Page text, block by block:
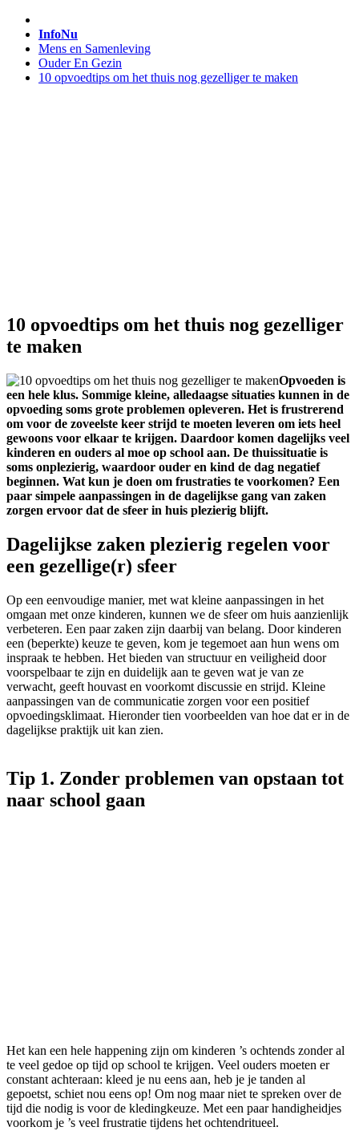
InfoNu
Mens en Samenleving
Ouder En Gezin
10 opvoedtips om het thuis nog gezelliger te maken
10 opvoedtips om het thuis nog gezelliger
te maken
Opvoeden is
een hele klus. Sommige kleine, alledaagse situaties kunnen in de
opvoeding soms grote problemen opleveren. Het is frustrerend
om voor de zoveelste keer strijd te moeten leveren om iets heel
gewoons voor elkaar te krijgen. Daardoor komen dagelijks veel
kinderen en ouders al moe op school aan. De thuissituatie is
soms onplezierig, waardoor ouder en kind de dag negatief
beginnen. Wat kun je doen om frustraties te voorkomen? Een
paar simpele aanpassingen in de dagelijkse gang van zaken
zorgen ervoor dat de sfeer in huis plezierig blijft.
Dagelijkse zaken plezierig regelen voor
een gezellige(r) sfeer
Op een eenvoudige manier, met wat kleine aanpassingen in het
omgaan met onze kinderen, kunnen we de sfeer om huis aanzienlijk
verbeteren. Een paar zaken zijn daarbij van belang. Door kinderen
een (beperkte) keuze te geven, kom je tegemoet aan hun wens om
inspraak te hebben. Het bieden van structuur en veiligheid door
voorspelbaar te zijn en duidelijk aan te geven wat je van ze
verwacht, geeft houvast en voorkomt discussie en strijd. Kleine
aanpassingen van de communicatie zorgen voor een positief
opvoedingsklimaat. Hieronder tien voorbeelden van hoe dat er in de
dagelijkse praktijk uit kan zien.
Tip 1. Zonder problemen van opstaan tot
naar school gaan
Het kan een hele happening zijn om kinderen ’s ochtends zonder al
te veel gedoe op tijd op school te krijgen. Veel ouders moeten er
constant achteraan: kleed je nu eens aan, heb je je tanden al
gepoetst, schiet nou eens op! Om nog maar niet te spreken over de
tijd die nodig is voor de kledingkeuze. Met een paar handigheidjes
voorkom je ’s veel frustratie tijdens het ochtendritueel.